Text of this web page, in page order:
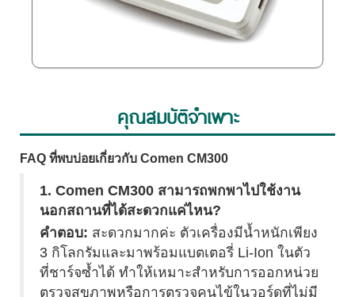
คุณสมบัติจำเพาะ
FAQ ที่พบบ่อยเกี่ยวกับ Comen CM300
1. Comen CM300 สามารถพกพาไปใช้งาน
นอกสถานที่ได้สะดวกแค่ไหน?
คำตอบ: สะดวกมากค่ะ ตัวเครื่องมีน้ำหนักเพียง
3 กิโลกรัมและมาพร้อมแบตเตอรี่ Li-Ion ในตัว
ที่ชาร์จซ้ำได้ ทำให้เหมาะสำหรับการออกหน่วย
ตรวจสุขภาพหรือการตรวจคนไข้ในวอร์ดที่ไม่มี